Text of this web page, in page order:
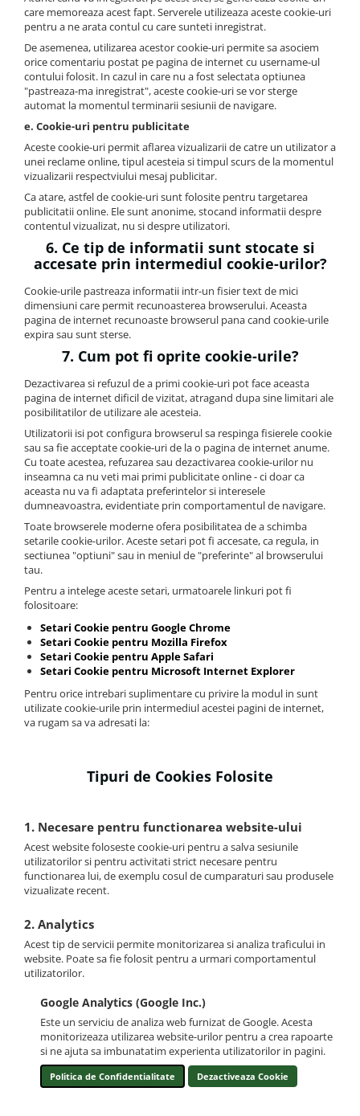
care memoreaza acest fapt. Serverele utilizeaza aceste cookie-uri
pentru a ne arata contul cu care sunteti inregistrat.
De asemenea, utilizarea acestor cookie-uri permite sa asociem
orice comentariu postat pe pagina de internet cu username-ul
contului folosit. In cazul in care nu a fost selectata optiunea
"pastreaza-ma inregistrat", aceste cookie-uri se vor sterge
automat la momentul terminarii sesiunii de navigare.
e. Cookie-uri pentru publicitate
Aceste cookie-uri permit aflarea vizualizarii de catre un utilizator a
unei reclame online, tipul acesteia si timpul scurs de la momentul
vizualizarii respectviului mesaj publicitar.
Ca atare, astfel de cookie-uri sunt folosite pentru targetarea
publicitatii online. Ele sunt anonime, stocand informatii despre
contentul vizualizat, nu si despre utilizatori.
6. Ce tip de informatii sunt stocate si
accesate prin intermediul cookie-urilor?
Cookie-urile pastreaza informatii intr-un fisier text de mici
dimensiuni care permit recunoasterea browserului. Aceasta
pagina de internet recunoaste browserul pana cand cookie-urile
expira sau sunt sterse.
7. Cum pot fi oprite cookie-urile?
Dezactivarea si refuzul de a primi cookie-uri pot face aceasta
pagina de internet dificil de vizitat, atragand dupa sine limitari ale
posibilitatilor de utilizare ale acesteia.
Utilizatorii isi pot configura browserul sa respinga fisierele cookie
sau sa fie acceptate cookie-uri de la o pagina de internet anume.
Cu toate acestea, refuzarea sau dezactivarea cookie-urilor nu
inseamna ca nu veti mai primi publicitate online - ci doar ca
aceasta nu va fi adaptata preferintelor si interesele
dumneavoastra, evidentiate prin comportamentul de navigare.
Toate browserele moderne ofera posibilitatea de a schimba
setarile cookie-urilor. Aceste setari pot fi accesate, ca regula, in
sectiunea "optiuni" sau in meniul de "preferinte" al browserului
tau.
Pentru a intelege aceste setari, urmatoarele linkuri pot fi
folositoare:
Setari Cookie pentru Google Chrome
Setari Cookie pentru Mozilla Firefox
Setari Cookie pentru Apple Safari
Setari Cookie pentru Microsoft Internet Explorer
Pentru orice intrebari suplimentare cu privire la modul in sunt
utilizate cookie-urile prin intermediul acestei pagini de internet,
va rugam sa va adresati la:
Tipuri de Cookies Folosite
1. Necesare pentru functionarea website-ului
Acest website foloseste cookie-uri pentru a salva sesiunile
utilizatorilor si pentru activitati strict necesare pentru
functionarea lui, de exemplu cosul de cumparaturi sau produsele
vizualizate recent.
2. Analytics
Acest tip de servicii permite monitorizarea si analiza traficului in
website. Poate sa fie folosit pentru a urmari comportamentul
utilizatorilor.
Google Analytics (Google Inc.)
Este un serviciu de analiza web furnizat de Google. Acesta
monitorizeaza utilizarea website-urilor pentru a crea rapoarte
si ne ajuta sa imbunatatim experienta utilizatorilor in pagini.
Politica de Confidentialitate Dezactiveaza Cookie